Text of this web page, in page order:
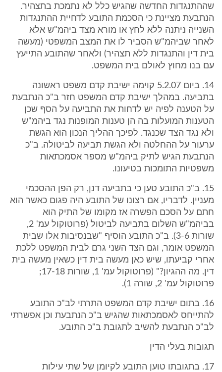
שההתנגדות החדשה שהגיש כלל לא נתמכת בתצהיר.
הנתבעת מציינת כי הסכמת התובע לדחיית ההתנגדות
השנייה ניתנה ללא לחץ או מורא מצד ביהמ"ש אלא
לאחר שביהמ"ש הסביר לו את המצב המשפטי (מעשה
בית דין והתנגדות ללא תצהיר) ולאחר שהתובע התייעץ
עם בנו מחוץ לאולם בית המשפט.
14. ביום 5.2.07 קוימה ישיבת קדם משפט ראשונה
בתביעה. במהלך ישיבת קדם המשפט חזר ב"כ הנתבעת
על הטענה לפיה יש לדחות את התביעה על הסף שכן
הטענות המועלות בה הן טענות המופנות נגד ביהמ"ש
ולא נגד הצד שכנגד. לפיכך ההליך הנכון הוא הגשת
ערעור על ההחלטה ולא הגשת תביעה לביטולה. ב"כ
הנתבעת הגיש לתיק ביהמ"ש מספר אסמכתאות
משפטיות התומכות בטיעונו.
15. ב"כ התובע טען כי בתביעה דנן, רק הפן ההסכמי
מעניין. לדבריו, אם רצונו של התובע היה פגום כאשר הוא
חתם על הסכם הפשרה אז מקומו של התיק הוא
בביהמ"ש השלום בתביעה לביטול (פרוטוקול עמ' 2,
שורות 3-6). ב"כ התובע הוסיף "שבנסיבות אלו שבית
המשפט אומר, וגם הצד השני גרם לבית המשפט ללכת
אחרי קביעתו, שיש כאן מעשה בית דין כשאין מעשה בית
דין. מה ההגיון?" (פרוטוקול עמ' 1, שורות 17-18;
פרוטוקול עמ' 2, שורה 1).
16. בתום ישיבת קדם המשפט התרתי לב"כ התובע
להתייחס לאסמכתאות שהגיש ב"כ הנתבעת וכן אפשרתי
לב"כ הנתבעת להשיב לתגובת ב"כ התובע.
תגובות בעלי הדין
17. בתגובתו טוען התובע לקיומן של שתי עילות